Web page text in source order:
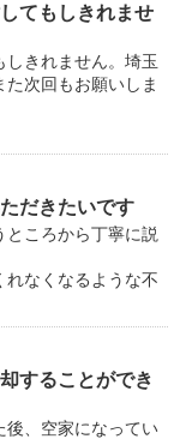
てもしきれませ
きれません。埼玉
次回もお願いしま
だきたいです
ところから丁寧に説
れなくなるような不
することができ
後、空家になってい